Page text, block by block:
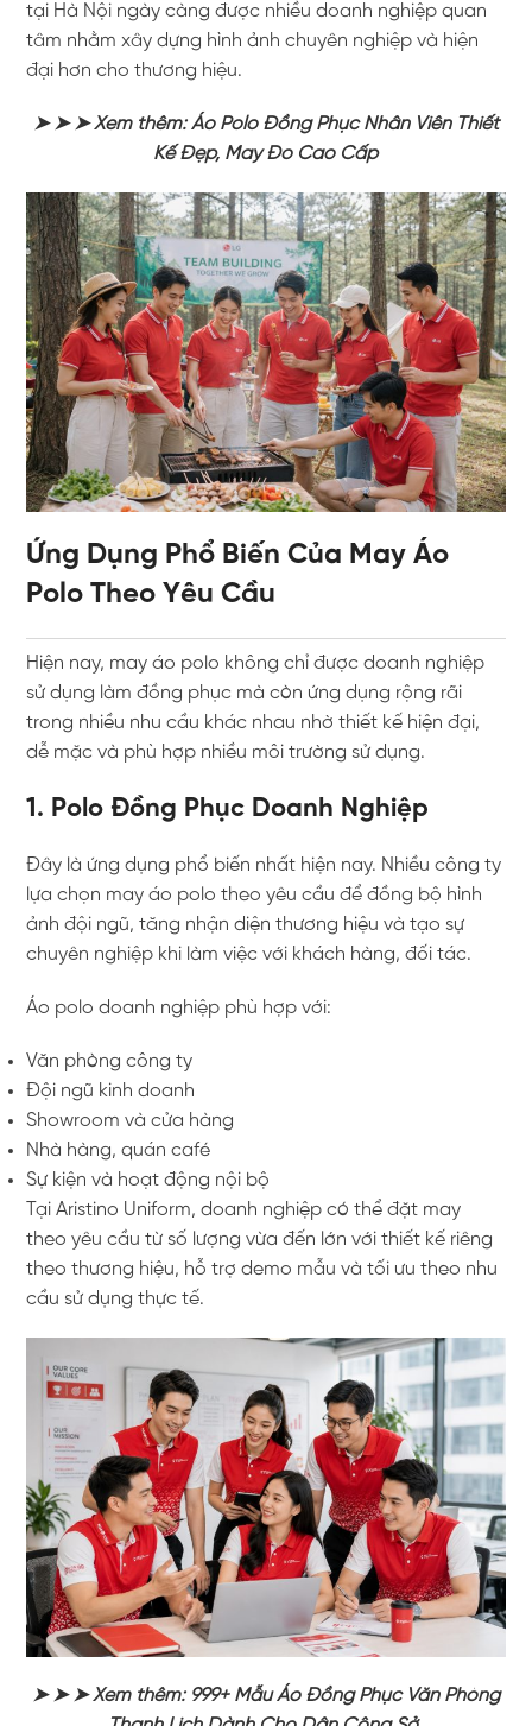
tại Hà Nội ngày càng được nhiều doanh nghiệp quan
tâm nhằm xây dựng hình ảnh chuyên nghiệp và hiện
đại hơn cho thương hiệu.
➤ ➤ ➤ Xem thêm:Áo Polo Đồng Phục Nhân Viên Thiết
Kế Đẹp, May Đo Cao Cấp
Ứng Dụng Phổ Biến Của May Áo
Polo Theo Yêu Cầu
Hiện nay, may áo polo không chỉ được doanh nghiệp
sử dụng làm đồng phục mà còn ứng dụng rộng rãi
trong nhiều nhu cầu khác nhau nhờ thiết kế hiện đại,
dễ mặc và phù hợp nhiều môi trường sử dụng.
1. Polo Đồng Phục Doanh Nghiệp
Đây là ứng dụng phổ biến nhất hiện nay. Nhiều công ty
lựa chọn may áo polo theo yêu cầu để đồng bộ hình
ảnh đội ngũ, tăng nhận diện thương hiệu và tạo sự
chuyên nghiệp khi làm việc với khách hàng, đối tác.
Áo polo doanh nghiệp phù hợp với:
Văn phòng công ty
Đội ngũ kinh doanh
Showroom và cửa hàng
Nhà hàng, quán café
Sự kiện và hoạt động nội bộ
TạiAristino Uniform, doanh nghiệp có thể đặt may
theo yêu cầu từ số lượng vừa đến lớn với thiết kế riêng
theo thương hiệu, hỗ trợ demo mẫu và tối ưu theo nhu
cầu sử dụng thực tế.
➤ ➤ ➤ Xem thêm: 999+ Mẫu Áo Đồng Phục Văn Phòng